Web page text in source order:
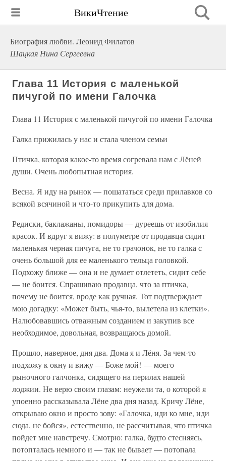
ВикиЧтение
Биография любви. Леонид Филатов
Шацкая Нина Сергеевна
Глава 11 История с маленькой
пичугой по имени Галочка
Глава 11 История с маленькой пичугой по имени Галочка
Галка прижилась у нас и стала членом семьи
Птичка, которая какое-то время согревала нам с Лёней
души. Очень любопытная история.
Весна. Я иду на рынок — пошататься среди прилавков со
всякой всячиной и что-то прикупить для дома.
Редиски, баклажаны, помидоры — дуреешь от изобилия
красок. И вдруг я вижу: в полуметре от продавца сидит
маленькая черная пичуга, не то грачонок, не то галка с
очень большой для ее маленького тельца головкой.
Подхожу ближе — она и не думает отлететь, сидит себе
— не боится. Спрашиваю продавца, что за птичка,
почему не боится, вроде как ручная. Тот подтверждает
мою догадку: «Может быть, чья-то, вылетела из клетки».
Налюбовавшись отважным созданием и закупив все
необходимое, довольная, возвращаюсь домой.
Прошло, наверное, дня два. Дома я и Лёня. За чем-то
подхожу к окну и вижу — Боже мой! — моего
рыночного галчонка, сидящего на перилах нашей
лоджии. Не верю своим глазам: неужели та, о которой я
упоенно рассказывала Лёне два дня назад. Кричу Лёне,
открываю окно и просто зову: «Галочка, иди ко мне, иди
сюда, не бойся», естественно, не рассчитывая, что птичка
пойдет мне навстречу. Смотрю: галка, будто стесняясь,
потопталась немного и — так не бывает — потопала